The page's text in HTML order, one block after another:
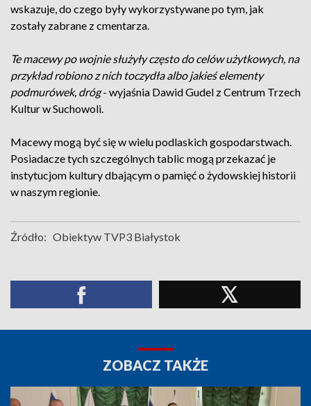
wskazuje, do czego były wykorzystywane po tym, jak
zostały zabrane z cmentarza.
Te macewy po wojnie służyły często do celów użytkowych, na
przykład robiono z nich toczydła albo jakieś elementy
podmurówek, dróg- wyjaśnia Dawid Gudel z Centrum Trzech
Kultur w Suchowoli.
Macewy mogą być się w wielu podlaskich gospodarstwach.
Posiadacze tych szczególnych tablic mogą przekazać je
instytucjom kultury dbającym o pamięć o żydowskiej historii
w naszym regionie.
Źródło: Obiektyw TVP3 Białystok
ZOBACZ TAKŻE